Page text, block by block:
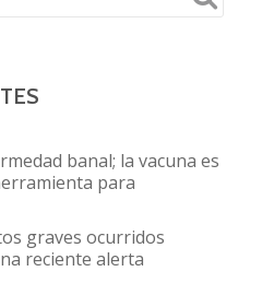
banal; la vacuna es
para
graves ocurridos
reciente alerta